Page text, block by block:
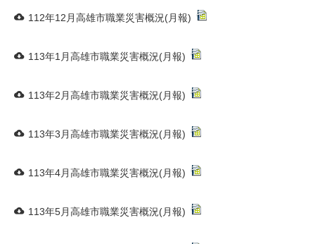
112年12月高雄市職業災害概況(月報)
113年1月高雄市職業災害概況(月報)
113年2月高雄市職業災害概況(月報)
113年3月高雄市職業災害概況(月報)
113年4月高雄市職業災害概況(月報)
113年5月高雄市職業災害概況(月報)